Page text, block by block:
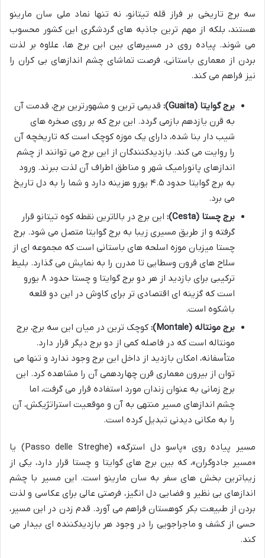
سه برج تاریخی بر فراز قله تیتانو، نه تنها نماد ملی سان مارینو
هستند، بلکه از مهم ترین جاذبه های گردشگری این کشور محسوب
می شوند. پیاده روی در مسیرهای بین این برج ها، علاوه بر لذت
بردن از معماری باستانی، فرصت تماشای چشم اندازهای بی کران را
نیز فراهم می کند.
برج گوایتا (Guaita):
قدیمی ترین و مشهورترین برج، قدمت آن
به قرن یازدهم بازمی گردد. این برج که بر روی صخره های
شیب دار بنا شده، دارای یک موزه کوچک است که تاریخچه آن
را روایت می کند. بازدیدکنندگان از این برج می توانند از چشم
اندازهای پانورامیک شهر و مناطق اطراف آن لذت ببرند. ورود
به برج گوایتا حدود ۴.۵ یورو هزینه دارد و شما را به دل تاریخ
می برد.
برج چستا (Cesta):
این برج در بالاترین نقطه کوه تیتانو قرار
گرفته و از طریق مسیری زیبا به برج گوایتا متصل می شود. برج
چستا میزبان موزه اسلحه های باستانی است که مجموعه ای از
سلاح های قرون وسطایی تا مدرن را به نمایش می گذارد. بلیط
ترکیبی برای بازدید از هر دو برج گوایتا و چستا حدود ۸ یورو
است که گزینه ای اقتصادی تر برای کاوش در این دو قلعه
باشکوه است.
برج مونتاله (Montale):
کوچک ترین در میان این سه برج، برج
مونتاله است که در فاصله کمی از دو برج دیگر قرار دارد.
متأسفانه، امکان بازدید از داخل این برج وجود ندارد و تنها می
توان از بیرون معماری قرن چهاردهمی آن را مشاهده کرد. این
برج زمانی به عنوان زندان مورد استفاده قرار می گرفت، اما
چشم اندازهای مسیر منتهی به آن و موقعیت استراتژیکش، آن
را به مکانی دیدنی تبدیل کرده است.
مسیر پیاده روی «پاسو دل استرگه» (Passo delle Streghe) یا
«مسیر جادوگران»، که بین برج های گوایتا و چستا قرار دارد، یکی از
زیباترین بخش های سفر به سان مارینو است. این مسیر با چشم
اندازهای بی نظیر و فضایی دل انگیز، فرصتی عالی برای عکاسی و لذت
بردن از طبیعت بکر کوهستان فراهم می آورد. قدم زدن در این مسیر،
حسی از کشف و ماجراجویی را در وجود هر بازدیدکننده ای بیدار می
کند.